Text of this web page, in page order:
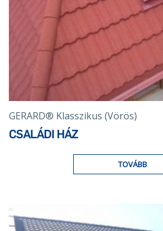
GERARD® Klasszikus (Vörös)
CSALÁDI HÁZ
TOVÁBB